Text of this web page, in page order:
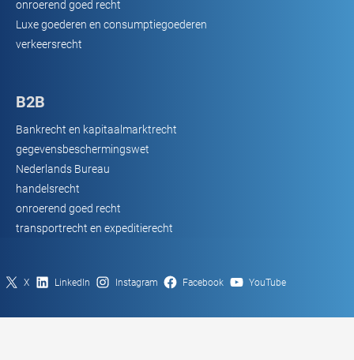
onroerend goed recht
Luxe goederen en consumptiegoederen
verkeersrecht
B2B
Bankrecht en kapitaalmarktrecht
gegevensbeschermingswet
Nederlands Bureau
handelsrecht
onroerend goed recht
transportrecht en expeditierecht
X LinkedIn Instagram Facebook YouTube